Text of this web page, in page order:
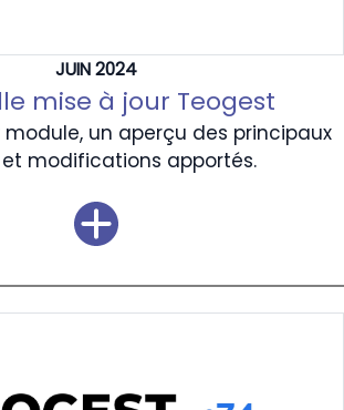
JUIN 2024
mise à jour Teogest
module, un aperçu des principaux
modifications apportés.